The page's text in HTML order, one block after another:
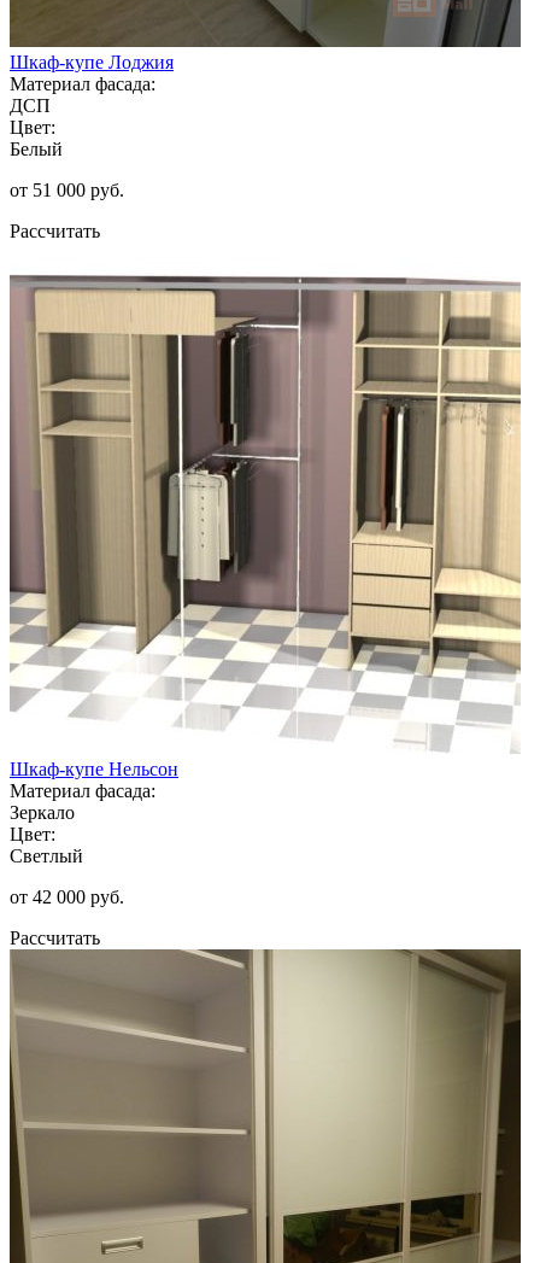
Шкаф-купе Лоджия
Материал фасада:
ДСП
Цвет:
Белый
от 51 000 руб.
Рассчитать
Шкаф-купе Нельсон
Материал фасада:
Зеркало
Цвет:
Светлый
от 42 000 руб.
Рассчитать